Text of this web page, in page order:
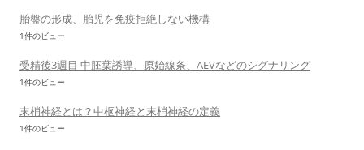
胎盤の形成、胎児を免疫拒絶しない機構
1件のビュー
受精後3週目 中胚葉誘導、原始線条、AEVなどのシグナリング
1件のビュー
末梢神経とは？中枢神経と末梢神経の定義
1件のビュー